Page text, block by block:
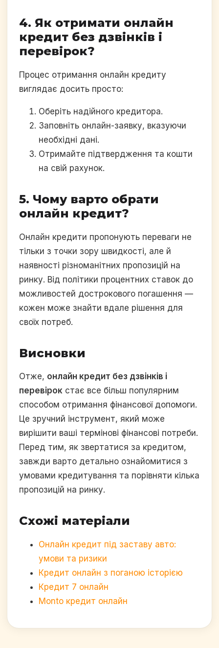
4. Як отримати онлайн
кредит без дзвінків і
перевірок?
Процес отримання онлайн кредиту
виглядає досить просто:
Оберіть надійного кредитора.
Заповніть онлайн-заявку, вказуючи
необхідні дані.
Отримайте підтвердження та кошти
на свій рахунок.
5. Чому варто обрати
онлайн кредит?
Онлайн кредити пропонують переваги не
тільки з точки зору швидкості, але й
наявності різноманітних пропозицій на
ринку. Від політики процентних ставок до
можливостей дострокового погашення —
кожен може знайти вдале рішення для
своїх потреб.
Висновки
Отже, онлайн кредит без дзвінків і
перевірок стає все більш популярним
способом отримання фінансової допомоги.
Це зручний інструмент, який може
вирішити ваші термінові фінансові потреби.
Перед тим, як звертатися за кредитом,
завжди варто детально ознайомитися з
умовами кредитування та порівняти кілька
пропозицій на ринку.
Схожі матеріали
Онлайн кредит під заставу авто:
умови та ризики
Кредит онлайн з поганою історією
Кредит 7 онлайн
Monto кредит онлайн